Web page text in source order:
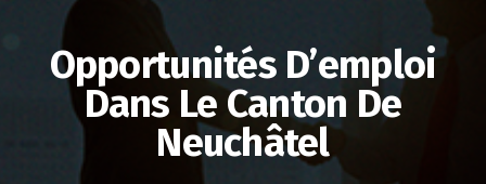
Opportunités D’emploi
Dans Le Canton De
Neuchâtel